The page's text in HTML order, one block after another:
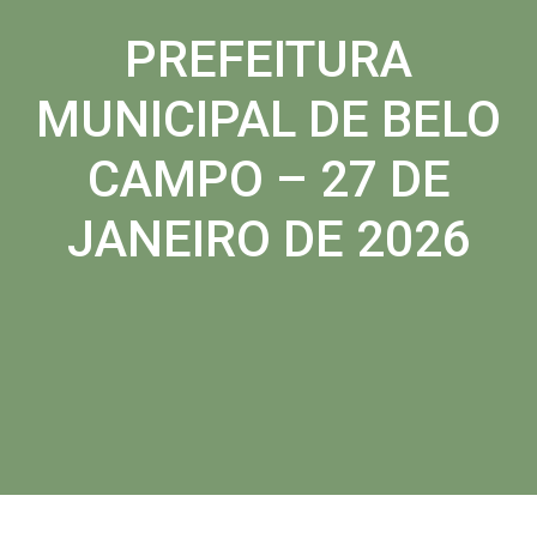
PREFEITURA
MUNICIPAL DE BELO
CAMPO – 27 DE
JANEIRO DE 2026